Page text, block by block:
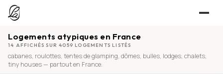
JE CHERCHE
TROUVER UN LIEU
Séjours, tournages, événements — l’annuaire
UNE QUESTION ?
Logements atypiques en France
14 AFFICHÉS SUR 4059 LOGEMENTS LISTÉS
cabanes, roulottes, tentes de glamping, dômes, bulles, lodges, chalets,
tiny houses— partout en France.